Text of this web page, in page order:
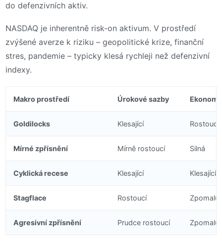
do defenzivních aktiv.
NASDAQ je inherentně risk-on aktivum. V prostředí
zvýšené averze k riziku – geopolitické krize, finanční
stres, pandemie – typicky klesá rychleji než defenzivní
indexy.
Makro prostředí Úrokové sazby
Goldilocks Klesající Rostoucí
Mírné zpřísnění Mírně rostoucí Silná
Cyklická recese Klesající Klesající
Stagflace Rostoucí
Agresivní zpřísnění Prudce rostoucí